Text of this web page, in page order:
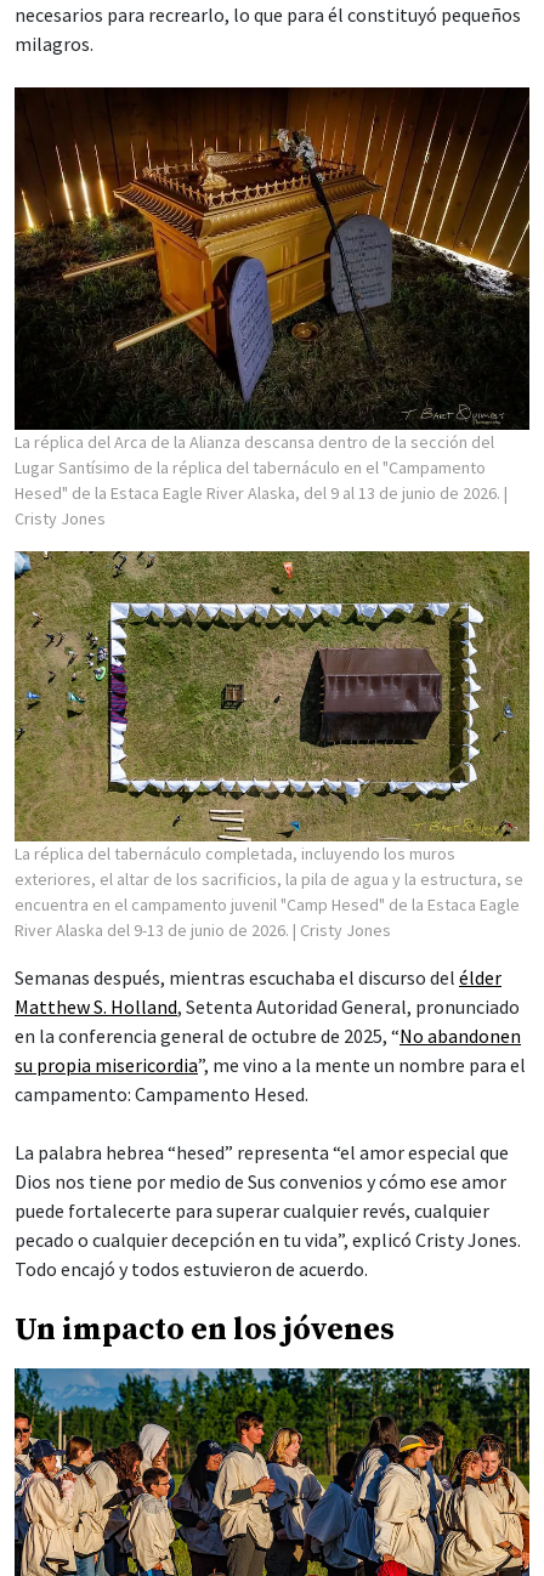
necesarios para recrearlo, lo que para él constituyó pequeños
milagros.
La réplica del Arca de la Alianza descansa dentro de la sección del
Lugar Santísimo de la réplica del tabernáculo en el "Campamento
Hesed" de la Estaca Eagle River Alaska, del 9 al 13 de junio de 2026. |
Cristy Jones
La réplica del tabernáculo completada, incluyendo los muros
exteriores, el altar de los sacrificios, la pila de agua y la estructura, se
encuentra en el campamento juvenil "Camp Hesed" de la Estaca Eagle
River Alaska del 9-13 de junio de 2026. | Cristy Jones
Semanas después, mientras escuchaba el discurso del élder
Matthew S. Holland, Setenta Autoridad General, pronunciado
en la conferencia general de octubre de 2025, “No abandonen
su propia misericordia”, me vino a la mente un nombre para el
campamento: Campamento Hesed.
La palabra hebrea “hesed” representa “el amor especial que
Dios nos tiene por medio de Sus convenios y cómo ese amor
puede fortalecerte para superar cualquier revés, cualquier
pecado o cualquier decepción en tu vida”, explicó Cristy Jones.
Todo encajó y todos estuvieron de acuerdo.
Un impacto en los jóvenes